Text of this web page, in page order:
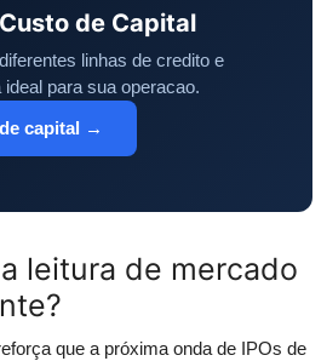
de Capital
linhas de credito e
para sua operacao.
capital →
leitura de mercado
que a próxima onda de IPOs de